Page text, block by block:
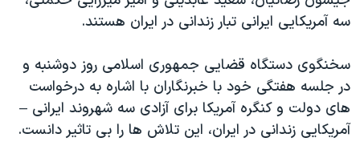
نرگس محمدی برنده جایزه نوبل صلح
همایش محافظه‌کاران آمریکا «سی‌پک»
صفحه‌های ویژه
سفر پرزیدنت ترامپ به چین
سه آمریکایی ایرانی تبار زندانی در ایران هستند.
سخنگوی دستگاه قضایی جمهوری اسلامی روز دوشنبه و
در جلسه هفتگی خود با خبرنگاران با اشاره به درخواست
های دولت و کنگره آمریکا برای آزادی سه شهروند ایرانی –
آمریکایی زندانی در ایران، این تلاش ها را بی تاثیر دانست.